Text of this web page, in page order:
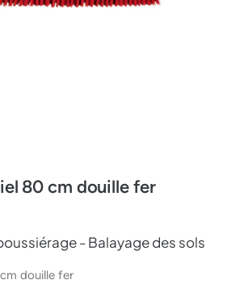
80 cm douille fer
- Balayage des sols
douille fer